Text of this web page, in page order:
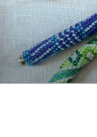
Zum
Inhalt
springen